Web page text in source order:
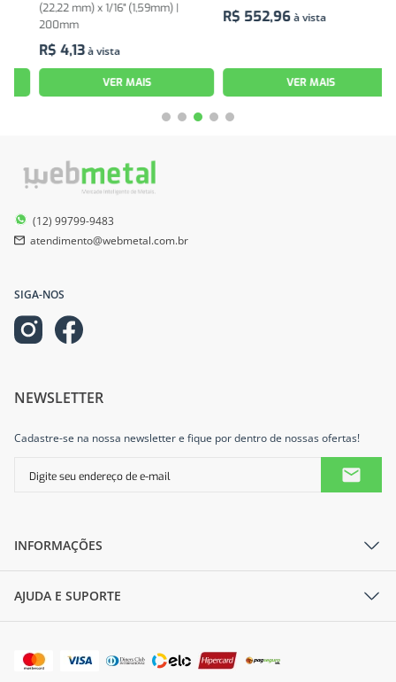
(22,22 mm) x 1/16" (1,59mm) |
200mm
4,13à vista
VER MAIS
552,96à vista
VER MAIS
(12) 99799-9483
atendimento@webmetal.com.br
SIGA-NOS
NEWSLETTER
Cadastre-se na nossa newsletter e fique por dentro de nossas ofertas!
INFORMAÇÕES
AJUDA E SUPORTE